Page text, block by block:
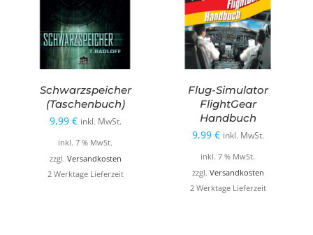
Schwarzspeicher
(Taschenbuch)
9,99 € inkl. MwSt.
inkl. 7 % MwSt.
zzgl. Versandkosten
2 Werktage Lieferzeit
Flug-Simulator
FlightGear
Handbuch
9,99 € inkl. MwSt.
inkl. 7 % MwSt.
zzgl. Versandkosten
2 Werktage Lieferzeit